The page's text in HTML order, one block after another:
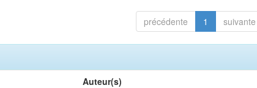
précédente 1 suivante
Auteur(s)